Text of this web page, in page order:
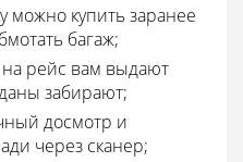
можно купить заранее
багаж;
рейс вам выдают
забирают;
досмотр и
через сканер;